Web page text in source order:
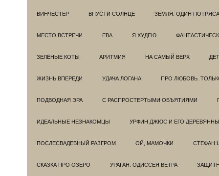
ВИНЧЕСТЕР ВПУСТИ СОЛНЦЕ ЗЕМЛЯ: ОДИН
МЕСТО ВСТРЕЧИ ЕВА Я ХУДЕЮ
ЗЕЛЁНЫЕ КОТЫ АРИТМИЯ НА САМЫЙ ВЕРХ
ЖИЗНЬ ВПЕРЕДИ УДАЧА ЛОГАНА ПРО ЛЮБОВЬ.
ПОДВОДНАЯ ЭРА С РАСПРОСТЕРТЫМИ ОБЪЯТИЯМИ
ИДЕАЛЬНЫЕ НЕЗНАКОМЦЫ УРФИН ДЖЮС И ЕГО
ПОСЛЕСВАДЕБНЫЙ РАЗГРОМ ОЙ, МАМОЧКИ СТЕФАН
СКАЗКА ПРО ОЗЕРО УРАГАН: ОДИССЕЯ ВЕТРА